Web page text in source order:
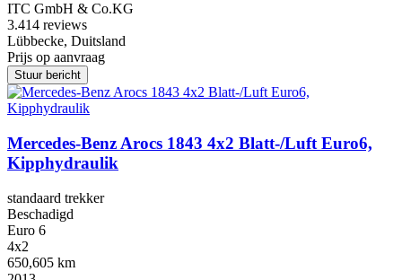
ITC GmbH & Co.KG
3.414 reviews
Lübbecke, Duitsland
Prijs op aanvraag
Stuur bericht
Mercedes-Benz Arocs 1843 4x2 Blatt-/Luft Euro6,
Kipphydraulik
standaard trekker
Beschadigd
Euro 6
4x2
650,605 km